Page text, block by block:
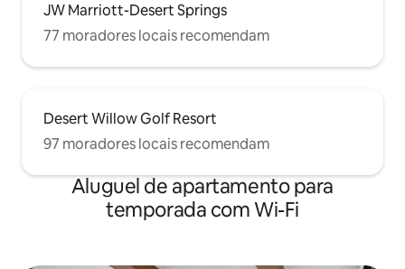
JW Marriott-Desert Springs
77 moradores locais recomendam
Desert Willow Golf Resort
97 moradores locais recomendam
Aluguel de apartamento para
temporada com Wi-Fi